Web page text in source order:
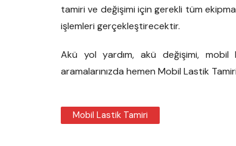
tamiri ve değişimi için gerekli tüm
işlemleri gerçekleştirecektir.
Akü yol yardım, akü değişimi,
aramalarınızda hemen Mobil Lastik
Mobil Lastik Tamiri